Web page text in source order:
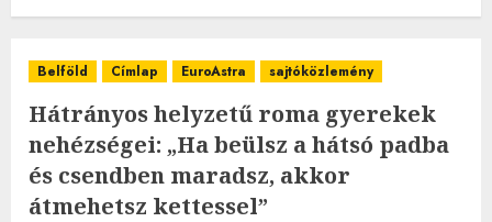
Belföld Címlap EuroAstra sajtóközlemény
Hátrányos helyzetű roma gyerekek
nehézségei: „Ha beülsz a hátsó padba
és csendben maradsz, akkor
átmehetsz kettessel”